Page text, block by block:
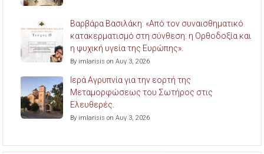
Βαρβάρα Βασιλάκη: «Από τον συναισθηματικό
κατακερματισμό στη σύνθεση: η Ορθοδοξία και
η ψυχική υγεία της Ευρώπης».
By imlarisis on Αυγ 3, 2026
Ιερά Αγρυπνία για την εορτή της
Μεταμορφώσεως του Σωτήρος στις
Ελευθερές.
By imlarisis on Αυγ 3, 2026